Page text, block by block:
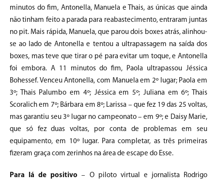
minutos do fim, Antonella, Manuela e Thais, as únicas que ainda
não tinham feito a parada para reabastecimento, entraram juntas
no pit. Mais rápida, Manuela, que parou dois boxes atrás, alinhou-
se ao lado de Antonella e tentou a ultrapassagem na saída dos
boxes, mas teve que tirar o pé para evitar um toque, e Antonella
foi embora. A 11 minutos do fim, Paola ultrapassou Jéssica
Bohessef. Venceu Antonella, com Manuela em 2º lugar; Paola em
3º; Thais Palumbo em 4º; Jéssica em 5º; Juliana em 6º; Thais
Scoralich em 7º; Bárbara em 8º; Larissa – que fez 19 das 25 voltas,
mas garantiu seu 3º lugar no campeonato – em 9º; e Daisy Marie,
que só fez duas voltas, por conta de problemas em seu
equipamento, em 10º lugar. Para completar, as três primeiras
fizeram graça com zerinhos na área de escape do Esse.
Para lá de positivo – O piloto virtual e jornalista Rodrigo